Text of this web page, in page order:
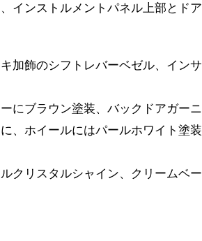
インストルメントパネル上部とドア
加飾のシフトレバーベゼル、インサ
にブラウン塗装、バックドアガーニ
、ホイールにはパールホワイト塗装
クリスタルシャイン、クリームベー